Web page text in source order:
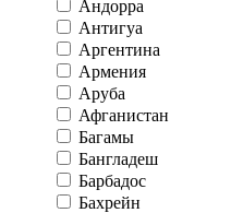
Андорра
Антигуа
Аргентина
Армения
Аруба
Афганистан
Багамы
Бангладеш
Барбадос
Бахрейн